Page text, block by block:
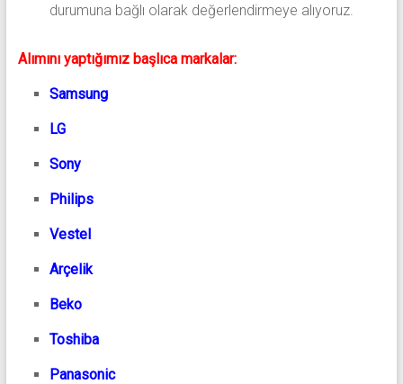
durumuna bağlı olarak değerlendirmeye alıyoruz.
Alımını yaptığımız başlıca markalar:
Samsung
LG
Sony
Philips
Vestel
Arçelik
Beko
Toshiba
Panasonic